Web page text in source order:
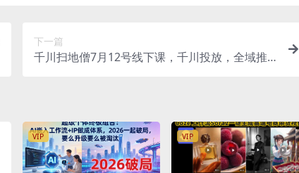
下一篇
千川扫地僧7月12号线下课，千川投放，全域推
VIP VIP